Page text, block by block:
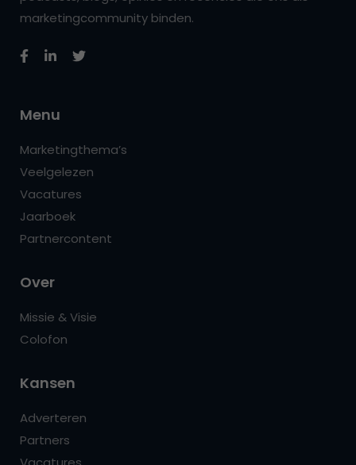
marketingcommunity binden.
Menu
Marketingthema’s
Veelgelezen
Vacatures
Jaarboek
Partnercontent
Over
Missie & Visie
Colofon
Kansen
Adverteren
Partners